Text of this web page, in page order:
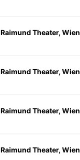
Raimund Theater, Wien
Raimund Theater, Wien
Raimund Theater, Wien
Raimund Theater, Wien